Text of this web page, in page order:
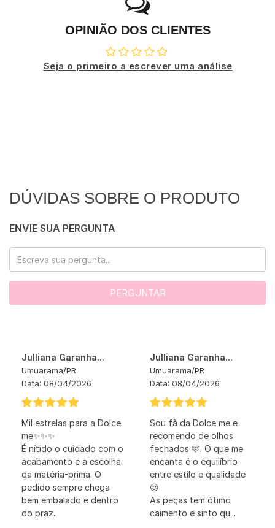
OPINIÃO DOS CLIENTES
Seja o primeiro a escrever uma análise
DÚVIDAS SOBRE O PRODUTO
ENVIE SUA PERGUNTA
PERGUNTAR
Julliana Garanha...
Umuarama/PR
Data: 08/04/2026
Mil estrelas para a Dolce
me✨✨✨
É nítido o cuidado com o
acabamento e a escolha
da matéria-prima. O
pedido sempre chega
bem embalado e dentro
do praz...
Julliana Garanha...
Umuarama/PR
Data: 08/04/2026
Sou fã da Dolce me e
recomendo de olhos
fechados 🩷. O que me
encanta é o equilíbrio
entre estilo e qualidade
😍
As peças tem ótimo
caimento e sinto qu...